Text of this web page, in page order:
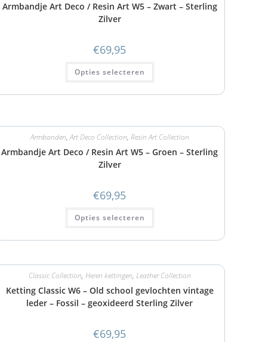
Armbandje Art Deco / Resin Art W5 – Zwart – Sterling
Zilver
€69,95
Opties selecteren
Armbanden,Art Deco Collection, Resin Art Collection
Armbandje Art Deco / Resin Art W5 – Groen – Sterling
Zilver
€69,95
Opties selecteren
Classic Collection, Heren kettingen, Leather Collection
Ketting Classic W6 – Old school gevlochten vintage
leder – Fossil – geoxideerd Sterling Zilver
€69,95